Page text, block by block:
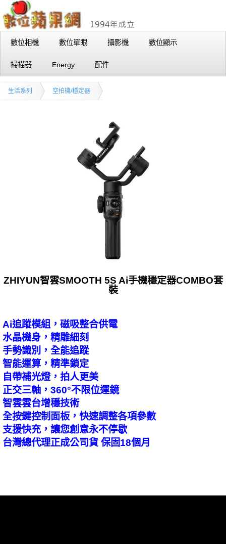
數位相機 數位單眼 攝影機 數位顯示
掃描器 Energy 配件
生活系列 空拍機/穩定器
ZHIYUN智雲SMOOTH 5S Ai手機穩定器COMBO套
裝
Ai追蹤模組，磁吸整合供電
水晶機身，精雕細刻
手勢識別，全能追蹤
智能運算，精準鎖定
自帶補光燈，拍人更美
正交三軸，360°不限位運鏡
智雲雲台增穩技術
全按鍵控制面板，快速調整各項參數
支援快充，讓您創意永不停歇
台灣總代理正成公司貨 保固18個月